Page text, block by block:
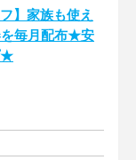
】家族も使え
を毎月配布★安
★